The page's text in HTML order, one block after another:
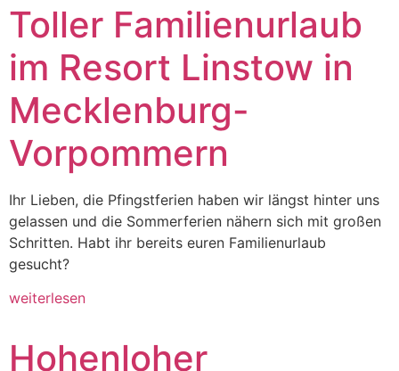
Toller Familienurlaub
im Resort Linstow in
Mecklenburg-
Vorpommern
Ihr Lieben, die Pfingstferien haben wir längst hinter uns
gelassen und die Sommerferien nähern sich mit großen
Schritten. Habt ihr bereits euren Familienurlaub
gesucht?
weiterlesen
Hohenloher